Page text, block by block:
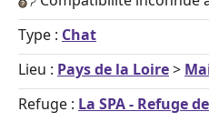
Type : Chat
Lieu : Pays de la Loire>
Refuge : La SPA - Refuge